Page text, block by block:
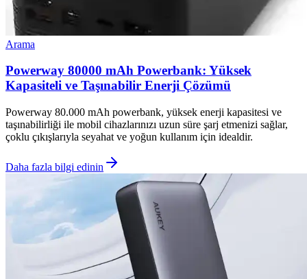
Arama
Powerway 80000 mAh Powerbank: Yüksek
Kapasiteli ve Taşınabilir Enerji Çözümü
Powerway 80.000 mAh powerbank, yüksek enerji kapasitesi ve
taşınabilirliği ile mobil cihazlarınızı uzun süre şarj etmenizi sağlar,
çoklu çıkışlarıyla seyahat ve yoğun kullanım için idealdir.
Daha fazla bilgi edinin